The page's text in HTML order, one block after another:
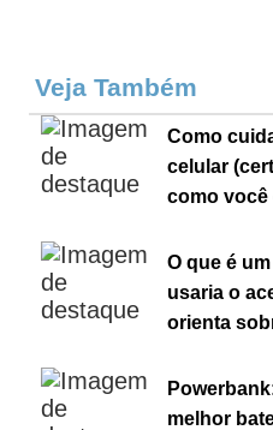
Veja Também
Como
celular
como você
O que é
usaria o
orienta
melhor